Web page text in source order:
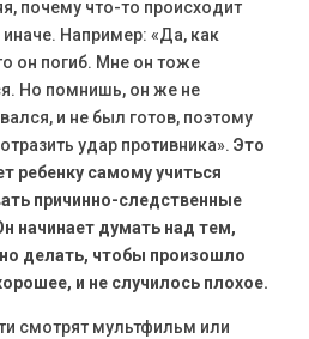
почему что-то происходит
иначе. Например: «Да, как
он погиб. Мне он тоже
Но помнишь, он же не
и не был готов, поэтому
удар противника». Это
ребенку самому учиться
причинно-следственные
начинает думать над тем,
делать, чтобы произошло
и не случилось плохое.
смотрят мультфильм или